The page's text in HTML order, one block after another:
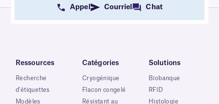
Appel Courriel Chat
Ressources
Recherche
d'étiquettes
Modèles
Catégories
Cryogénique
Flacon congelé
Résistant au
Solutions
Biobanque
RFID
Histologie